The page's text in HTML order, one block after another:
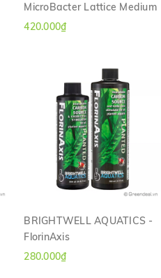
MicroBacter Lattice Medium
420.000₫
BRIGHTWELL AQUATICS -
FlorinAxis
280.000₫